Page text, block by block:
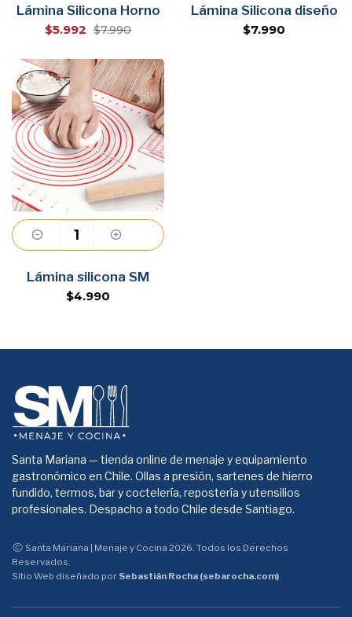
Agregar
Lámina Silicona Horno
$5.992 $7.990
Lámina Silicona diseño
$7.990
Agregar
Lámina silicona SM
$4.990
Santa Mariana — tienda online de menaje y equipamiento
gastronómico en Chile. Ollas a presión, sartenes de hierro
fundido, termos, bar y coctelería, repostería y utensilios
profesionales. Despacho a todo Chile desde Santiago.
Santa Mariana | Menaje y Cocina 2026. Todos los Derechos
Reservados.
Sitio Web diseñado por Sebastián Rocha (sebarocha.com)